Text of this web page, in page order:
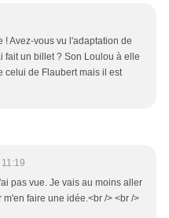
Avez-vous vu l'adaptation de
fait un billet ? Son Loulou à elle
celui de Flaubert mais il est
pas vue. Je vais au moins aller
m'en faire une idée.<br /> <br />